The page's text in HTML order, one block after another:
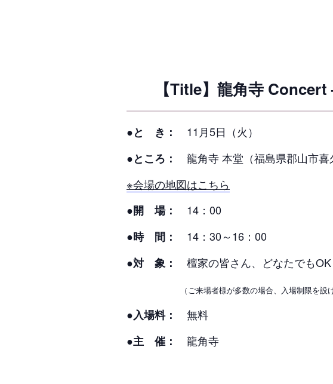
【Title】龍角寺
●と き：
11月5日（火）
●ところ：
龍角寺 本堂（福島県郡山市喜
※会場の地図はこちら
●開 場： 14：00
●時 間：
14：30～16：00
●対 象：
檀家の皆さん、どなたでもOK
（ご来場者様が多数の場合、入場制限を
●入場料：
無料
●主 催：
龍角寺